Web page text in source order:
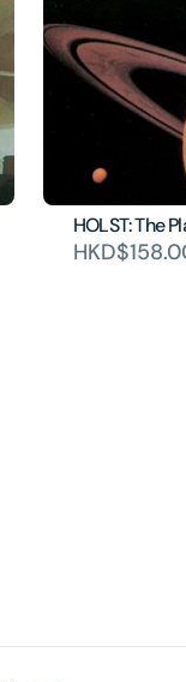
HOLST: The